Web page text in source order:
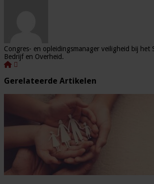
Congres- en opleidingsmanager veiligheid bij het
Bedrijf en Overheid.
Gerelateerde Artikelen